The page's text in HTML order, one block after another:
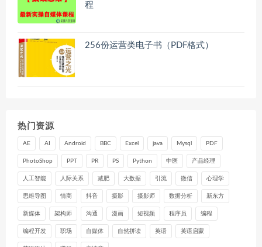
程
256份运营类电子书（PDF格式）
热门资源
AE AI Android BBC Excel java Mysql PDF
PhotoShop PPT PR PS Python 中医 产品经理
人工智能 人际关系 减肥 大数据 引流 微信 心理学
思维导图 情商 抖音 摄影 摄影师 数据分析 新东方
新媒体 架构师 沟通 漫画 短视频 程序员 编程
编程开发 职场 自媒体 自然拼读 英语 英语启蒙